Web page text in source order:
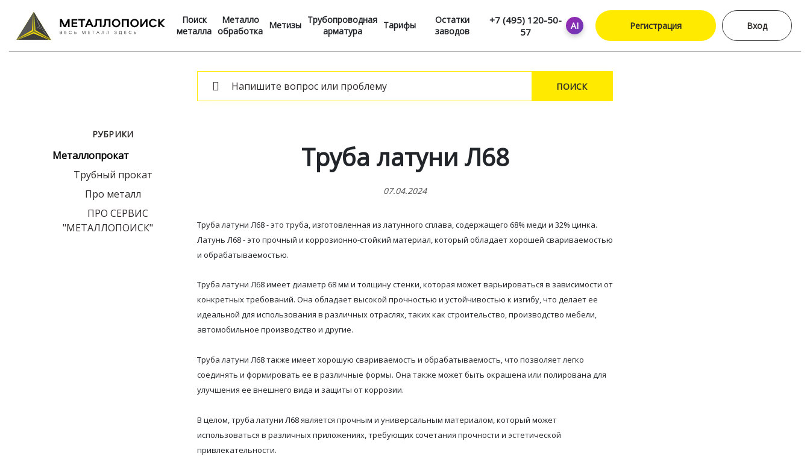
Поиск
металла
Металло
обработка Метизы Трубопроводная
арматура
Тарифы
Остатки
заводов
+7 (495) 120-50-
57
AI Регистрация Вход
ПОИСК
РУБРИКИ
Металлопрокат
Трубный прокат
Про металл
ПРО СЕРВИС
"МЕТАЛЛОПОИСК"
Труба латуни Л68
07.04.2024
Труба латуни Л68 - это труба, изготовленная из латунного сплава, содержащего 68% меди и 32% цинка.
Латунь Л68 - это прочный и коррозионно-стойкий материал, который обладает хорошей свариваемостью
и обрабатываемостью.
Труба латуни Л68 имеет диаметр 68 мм и толщину стенки, которая можетварьироваться в зависимости от
конкретных требований. Она обладает высокой прочностью и устойчивостью к изгибу, что делает ее
идеальной для использования в различных отраслях, таких как строительство, производство мебели,
автомобильное производство и другие.
Труба латуни Л68 также имеет хорошую свариваемость и обрабатываемость, что позволяет легко
соединять и формировать ее в различные формы. Она также может быть окрашена или полирована для
улучшения ее внешнего вида и защиты от коррозии.
В целом, труба латуни Л68 является прочным и универсальным материалом, который может
использоваться в различных приложениях, требующих сочетания прочности и эстетической
привлекательности.